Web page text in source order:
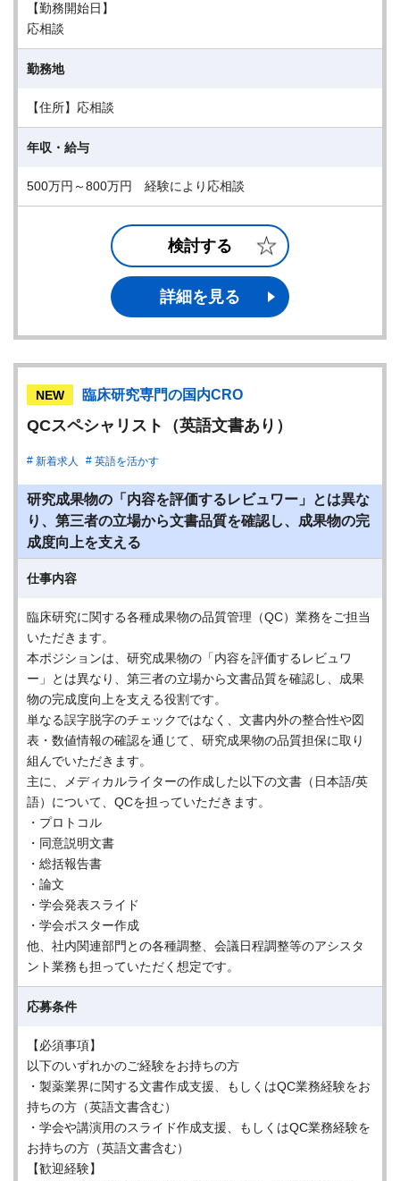
【勤務開始日】
応相談
勤務地
【住所】応相談
年収・給与
500万円～800万円 経験により応相談
検討する
詳細を見る
NEW 臨床研究専門の国内CRO
QCスペシャリスト（英語文書あり）
新着求人 英語を活かす
研究成果物の「内容を評価するレビュワー」とは異な
り、第三者の立場から文書品質を確認し、成果物の完
成度向上を支える
仕事内容
臨床研究に関する各種成果物の品質管理（QC）業務をご担当
いただきます。
本ポジションは、研究成果物の「内容を評価するレビュワ
ー」とは異なり、第三者の立場から文書品質を確認し、成果
物の完成度向上を支える役割です。
単なる誤字脱字のチェックではなく、文書内外の整合性や図
表・数値情報の確認を通じて、研究成果物の品質担保に取り
組んでいただきます。
主に、メディカルライターの作成した以下の文書（日本語/英
語）について、QCを担っていただきます。
・プロトコル
・同意説明文書
・総括報告書
・論文
・学会発表スライド
・学会ポスター作成
他、社内関連部門との各種調整、会議日程調整等のアシスタ
ント業務も担っていただく想定です。
応募条件
【必須事項】
以下のいずれかのご経験をお持ちの方
・製薬業界に関する文書作成支援、もしくはQC業務経験をお
持ちの方（英語文書含む）
・学会や講演用のスライド作成支援、もしくはQC業務経験を
お持ちの方（英語文書含む）
【歓迎経験】